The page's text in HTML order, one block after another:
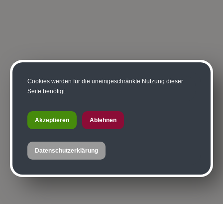
Cookies werden für die uneingeschränkte Nutzung dieser
Seite benötigt.
Akzeptieren Ablehnen
Datenschutzerklärung